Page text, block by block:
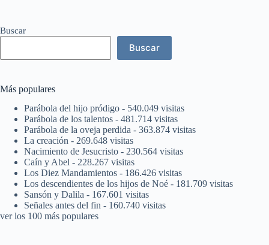
Buscar
Buscar
Más populares
Parábola del hijo pródigo - 540.049 visitas
Parábola de los talentos - 481.714 visitas
Parábola de la oveja perdida - 363.874 visitas
La creación - 269.648 visitas
Nacimiento de Jesucristo - 230.564 visitas
Caín y Abel - 228.267 visitas
Los Diez Mandamientos - 186.426 visitas
Los descendientes de los hijos de Noé - 181.709 visitas
Sansón y Dalila - 167.601 visitas
Señales antes del fin - 160.740 visitas
ver los 100 más populares